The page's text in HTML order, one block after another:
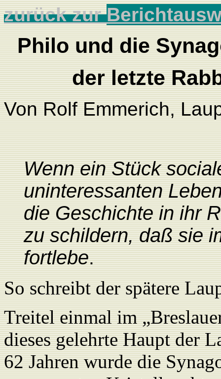
zurück zur
Philo und die
der letzte
Von Rolf Emmerich,
Wenn ein Stück
uninteressanten
die Geschichte in ihr
zu schildern, daß sie
fortlebe.
So schreibt der spätere
Treitel einmal im
dieses gelehrte Haupt der
62 Jahren wurde die